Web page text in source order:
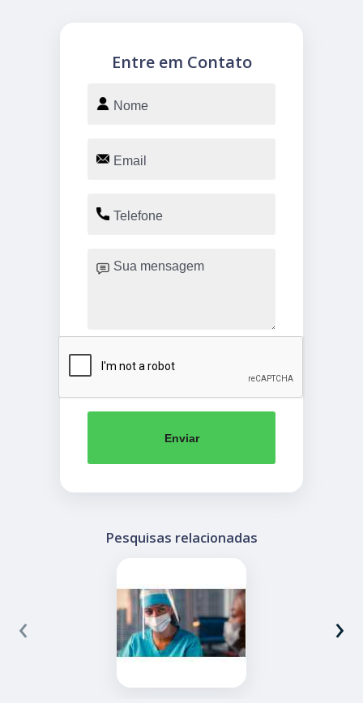
Entre em Contato
Enviar
Pesquisas relacionadas
‹ ›